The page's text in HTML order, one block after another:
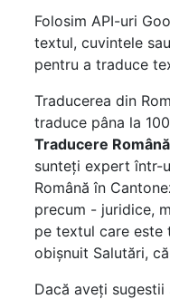
Folosim API-uri
textul, cuvintele
pentru a traduce
Traducerea din
traduce pâna la
Traducere
sunteți expert într-
Română în
precum - juridice,
pe textul care
obișnuit Salutări,
Dacă aveți